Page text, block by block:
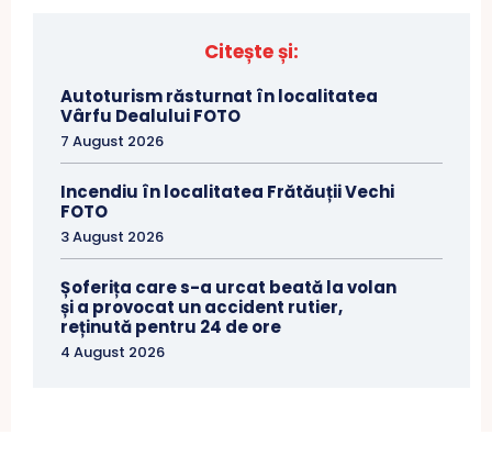
Citește și:
Autoturism răsturnat în localitatea
Vârfu Dealului FOTO
7 August 2026
Incendiu în localitatea Frătăuții Vechi
FOTO
3 August 2026
Șoferița care s-a urcat beată la volan
și a provocat un accident rutier,
reținută pentru 24 de ore
4 August 2026